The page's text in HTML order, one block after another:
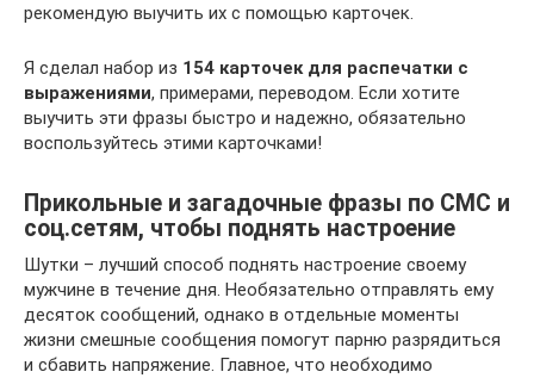
рекомендую выучить их с помощью карточек.
Я сделал набор из 154 карточек для распечатки с
выражениями, примерами, переводом. Если хотите
выучить эти фразы быстро и надежно, обязательно
воспользуйтесь этими карточками!
Прикольные и загадочные фразы по СМС и
соц.сетям, чтобы поднять настроение
Шутки – лучший способ поднять настроение своему
мужчине в течение дня. Необязательно отправлять ему
десяток сообщений, однако в отдельные моменты
жизни смешные сообщения помогут парню разрядиться
и сбавить напряжение. Главное, что необходимо